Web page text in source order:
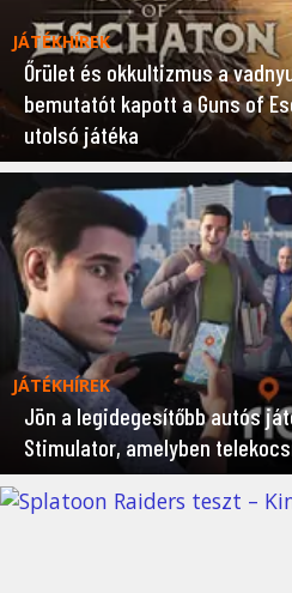
JÁTÉKHÍREK
Őrület és okkultizmus a
bemutatót kapott a Guns of
utolsó játéka
JÁTÉKHÍREK
Jön a legidegesítőbb autós
Stimulator, amelyben